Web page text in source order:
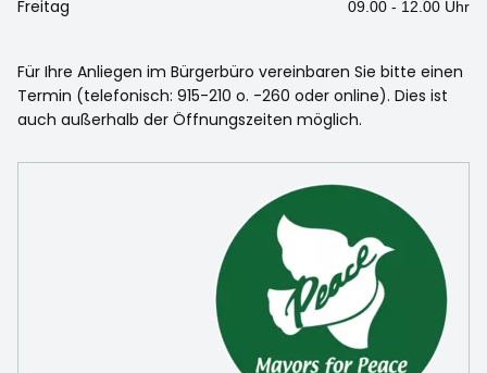
Freitag 09.00 - 12.00 Uhr
Für Ihre Anliegen im Bürgerbüro vereinbaren Sie bitte einen
Termin (telefonisch: 915-210 o. -260 oder online). Dies ist
auch außerhalb der Öffnungszeiten möglich.